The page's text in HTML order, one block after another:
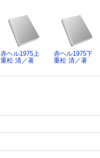
赤ヘル1975上
重松 清／著
赤ヘル1975下
重松 清／著